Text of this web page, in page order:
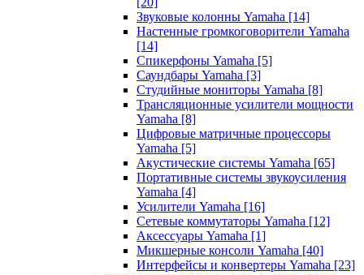
Звуковые колонны Yamaha [14]
Настенные громкоговорители Yamaha
[14]
Спикерфоны Yamaha [5]
Саундбары Yamaha [3]
Студийные мониторы Yamaha [8]
Трансляционные усилители мощности
Yamaha [8]
Цифровые матричные процессоры
Yamaha [5]
Акустические системы Yamaha [65]
Портативные системы звукоусиления
Yamaha [4]
Усилители Yamaha [16]
Сетевые коммутаторы Yamaha [12]
Аксессуары Yamaha [1]
Микшерные консоли Yamaha [40]
Интерфейсы и конвертеры Yamaha [23]